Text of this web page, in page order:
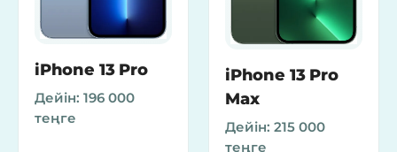
iPhone 13 Pro
Дейін: 196 000
теңге
iPhone 13 Pro
Max
Дейін: 215 000
теңге